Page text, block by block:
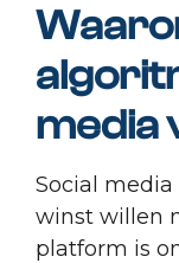
media
Social
winst willen
platform is